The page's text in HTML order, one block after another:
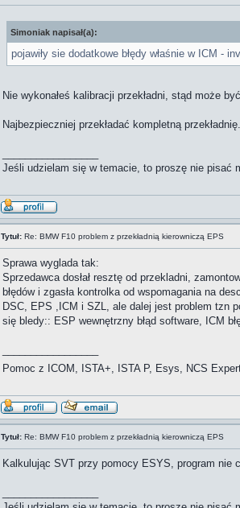
Simoniak napisał(a):
pojawiły sie dodatkowe błędy właśnie w ICM -
Nie wykonałeś kalibracji przekładni, stąd może
Najbezpieczniej przekładać kompletną
Jeśli udzielam się w temacie, to proszę nie pisać
Tytuł: Re: BMW F10 problem z przekładnią kierowniczą EPS
Sprawa wyglada tak:
Sprzedawca dosłał resztę od przekladni,
błędów i zgasła kontrolka od wspomagania na
DSC, EPS ,ICM i SZL, ale dalej jest problem tzn
się bledy:: ESP wewnętrzny błąd software, ICM
Pomoc z ICOM, ISTA+, ISTA P, Esys, NCS
Tytuł: Re: BMW F10 problem z przekładnią kierowniczą EPS
Kalkulując SVT przy pomocy ESYS, program nie